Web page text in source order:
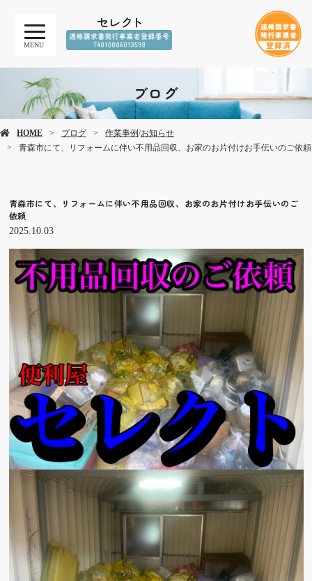
MENU
ブログ
HOME ブログ 作業事例/お知らせ
青森市にて、リフォームに伴い不用品回収、お家のお片付けお手伝いのご依頼
青森市にて、リフォームに伴い不用品回収、お家のお片付けお手伝いのご
依頼
2025.10.03